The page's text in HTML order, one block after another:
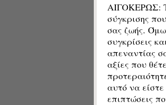
ΑΙΓΟΚΕΡΩΣ:
σύγκρισης
σας ζωής.
συγκρίσεις
απεναντίας
αξίες που
αυτό να
επιπτώσεις